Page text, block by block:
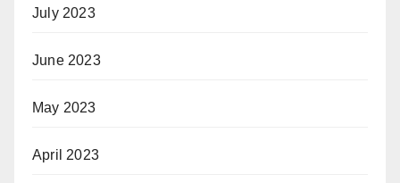
July 2023
June 2023
May 2023
April 2023